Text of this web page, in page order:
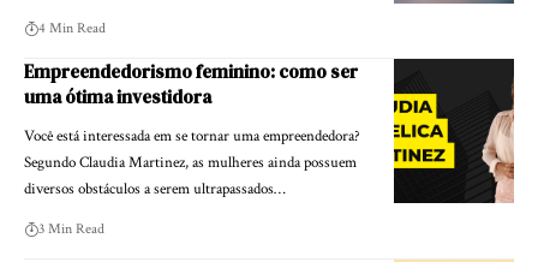
4 Min Read
Empreendedorismo feminino: como ser
uma ótima investidora
Você está interessada em se tornar uma empreendedora?
Segundo Claudia Martinez, as mulheres ainda possuem
diversos obstáculos a serem ultrapassados…
3 Min Read